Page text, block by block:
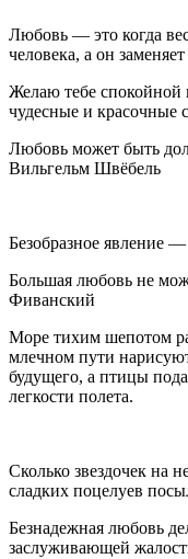
Любовь — это когда
человека, а он
Желаю тебе
чудесные и красочные
Любовь может быть
Вильгельм Швёбель
Безобразное явление
Большая любовь не
Фиванский
Море тихим шепотом
млечном пути
будущего, а птицы
легкости полета.
Сколько звездочек на
сладких поцелуев
Безнадежная любовь
заслуживающей